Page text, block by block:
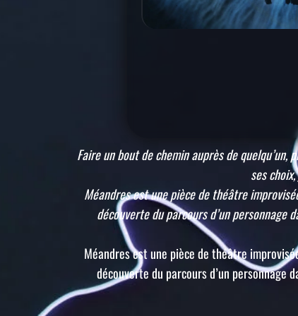
Faire un bout de chemin auprès de
ses
Méandres est une pièce de théâtre
découverte du parcours d’un personnage
Méandres est une pièce de théâtre
découverte du parcours d’un personnage